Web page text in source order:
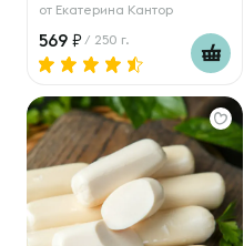
от Екатерина Кантор
569 / 250 г.